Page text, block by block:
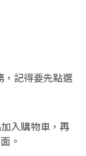
記得要先點選
入購物車，再
。